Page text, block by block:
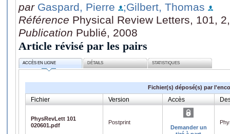
par Gaspard, Pierre
;Gilbert, Thomas
Référence Physical Review Letters, 101,
Publication Publié, 2008
Article révisé par les pairs
ACCÈS EN LIGNE DÉTAILS STATISTIQUES
Fichier(s) déposé(s) par
Fichier Version Accès
PhysRevLett 101
020601.pdf
Postprint
Demander un